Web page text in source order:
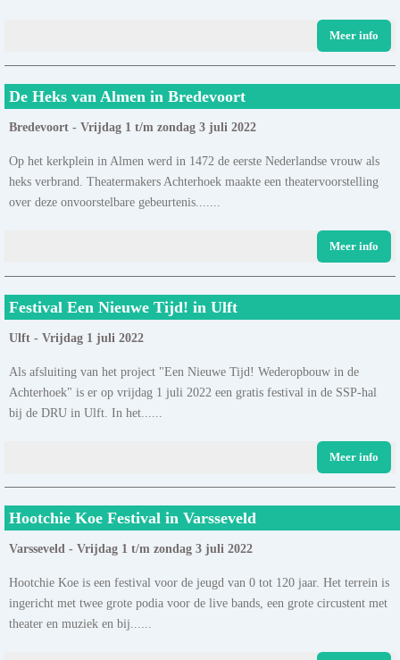
Meer info
De Heks van Almen in Bredevoort
Bredevoort - Vrijdag 1 t/m zondag 3 juli 2022
Op het kerkplein in Almen werd in 1472 de eerste Nederlandse vrouw als
heks verbrand. Theatermakers Achterhoek maakte een theatervoorstelling
over deze onvoorstelbare gebeurtenis.......
Meer info
Festival Een Nieuwe Tijd! in Ulft
Ulft - Vrijdag 1 juli 2022
Als afsluiting van het project "Een Nieuwe Tijd! Wederopbouw in de
Achterhoek" is er op vrijdag 1 juli 2022 een gratis festival in de SSP-hal
bij de DRU in Ulft. In het......
Meer info
Hootchie Koe Festival in Varsseveld
Varsseveld - Vrijdag 1 t/m zondag 3 juli 2022
Hootchie Koe is een festival voor de jeugd van 0 tot 120 jaar. Het terrein is
ingericht met twee grote podia voor de live bands, een grote circustent met
theater en muziek en bij......